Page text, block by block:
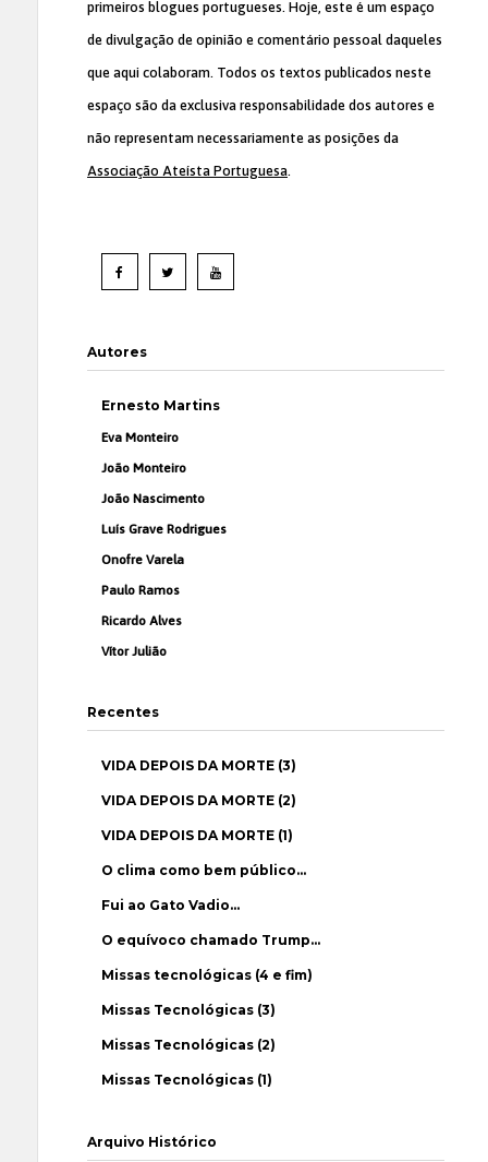
primeiros blogues portugueses. Hoje, este é um espaço
de divulgação de opinião e comentário pessoal daqueles
que aqui colaboram. Todos os textos publicados neste
espaço são da exclusiva responsabilidade dos autores e
não representam necessariamente as posições da
Associação Ateísta Portuguesa.
Autores
Ernesto Martins
Eva Monteiro
João Monteiro
João Nascimento
Luís Grave Rodrigues
Onofre Varela
Paulo Ramos
Ricardo Alves
Vítor Julião
Recentes
VIDA DEPOIS DA MORTE (3)
VIDA DEPOIS DA MORTE (2)
VIDA DEPOIS DA MORTE (1)
O clima como bem público…
Fui ao Gato Vadio…
O equívoco chamado Trump…
Missas tecnológicas (4 e fim)
Missas Tecnológicas (3)
Missas Tecnológicas (2)
Missas Tecnológicas (1)
Arquivo Histórico